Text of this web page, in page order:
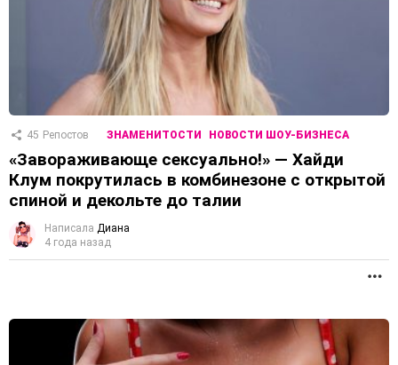
45 Репостов ЗНАМЕНИТОСТИ НОВОСТИ ШОУ-БИЗНЕСА
«Завораживающе сексуально!» — Хайди
Клум покрутилась в комбинезоне с открытой
спиной и декольте до талии
Написала Диана
4 года назад